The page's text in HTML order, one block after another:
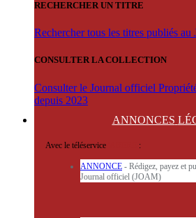
RECHERCHER UN TITRE
Rechercher tous les titres publiés au
CONSULTER LA COLLECTION
Consulter le Journal officiel
depuis 2023
ANNONCES
Avec le téléservice :
ANNONCE - Rédigez, payez et
Journal officiel (JOAM)